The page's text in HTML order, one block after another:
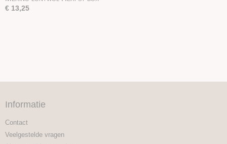
€ 13,25
Informatie
Contact
Veelgestelde vragen